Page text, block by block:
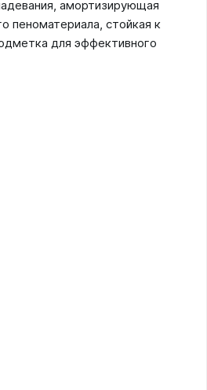
амортизирующая
пеноматериала, стойкая к
для эффективного